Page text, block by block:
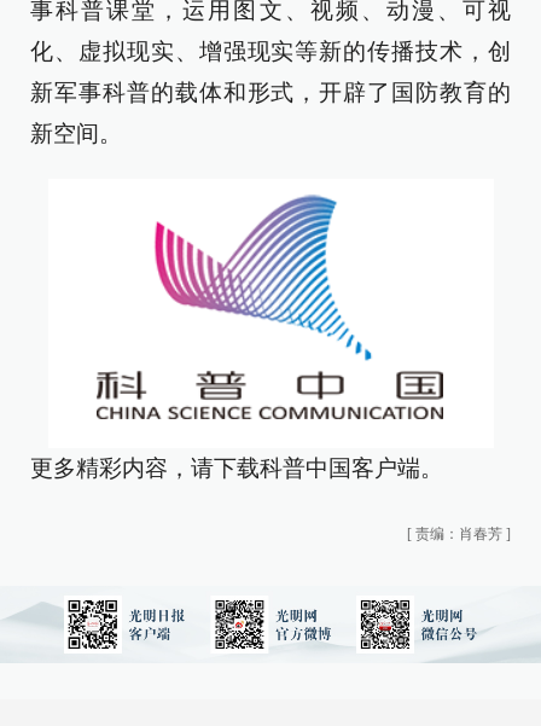
事科普课堂，运用图文、视频、动漫、可视
化、虚拟现实、增强现实等新的传播技术，创
新军事科普的载体和形式，开辟了国防教育的
新空间。
更多精彩内容，请下载科普中国客户端。
[ 责编：肖春芳 ]